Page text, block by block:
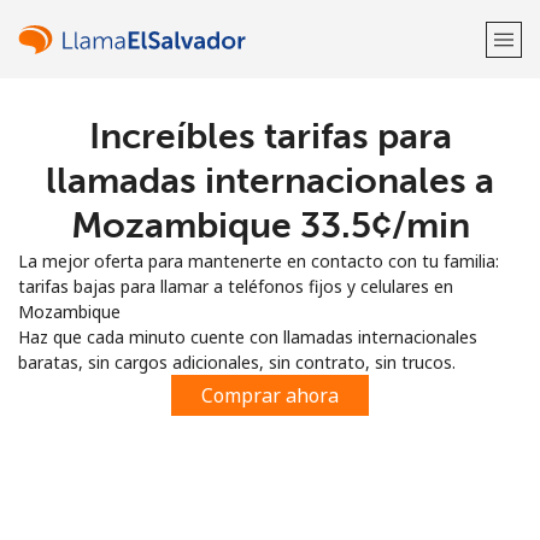
¡Bienvenido!
Regístrate con
o
Increíbles tarifas para
llamadas internacionales a
Mozambique ⁦33.5¢⁩/min
La mejor oferta para mantenerte en contacto con tu familia:
tarifas bajas para llamar a teléfonos fijos y celulares en
Mozambique
Haz que cada minuto cuente con llamadas internacionales
baratas, sin cargos adicionales, sin contrato, sin trucos.
Comprar ahora